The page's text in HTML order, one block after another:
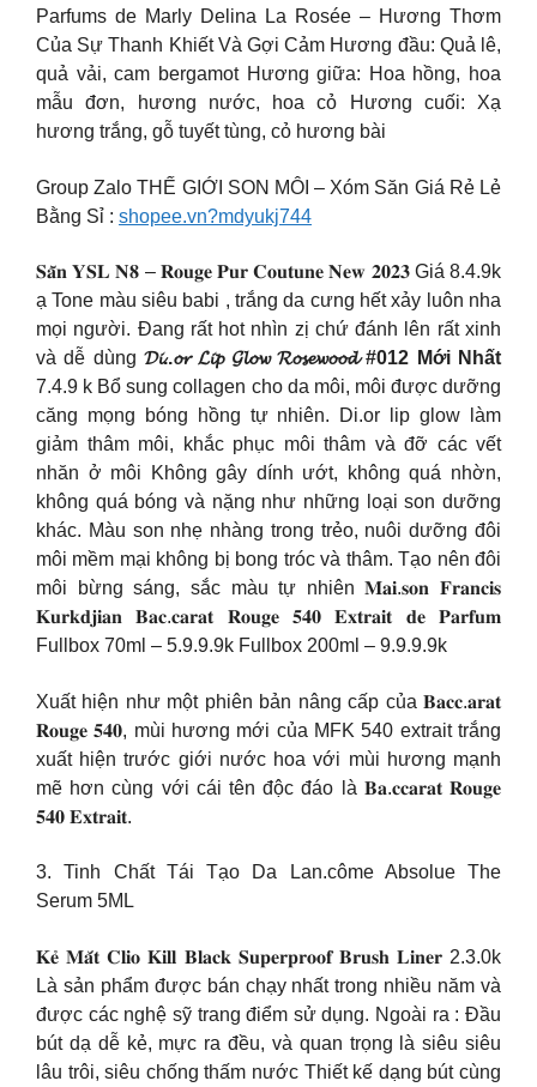
Parfums de Marly Delina La Rosée – Hương Thơm
Của Sự Thanh Khiết Và Gợi Cảm Hương đầu: Quả lê,
quả vải, cam bergamot Hương giữa: Hoa hồng, hoa
mẫu đơn, hương nước, hoa cỏ Hương cuối: Xạ
hương trắng, gỗ tuyết tùng, cỏ hương bài
Group Zalo THẾ GIỚI SON MÔI – Xóm Săn Giá Rẻ Lẻ
Bằng Sỉ : shopee.vn?mdyukj744
𝐒𝐚̆̃𝐧 𝐘𝐒𝐋 𝐍𝟖 – 𝐑𝐨𝐮𝐠𝐞 𝐏𝐮𝐫 𝐂𝐨𝐮𝐭𝐮𝐧𝐞 𝐍𝐞𝐰 𝟐𝟎𝟐𝟑 Giá 8.4.9k
ạ Tone màu siêu babi , trắng da cưng hết xảy luôn nha
mọi người. Đang rất hot nhìn zị chứ đánh lên rất xinh
và dễ dùng 𝓓𝓲..𝓸𝓻 𝓛𝓲𝓹 𝓖𝓵𝓸𝔀 𝓡𝓸𝓼𝓮𝔀𝓸𝓸𝓭 #012 Mới Nhất
7.4.9 k Bổ sung collagen cho da môi, môi được dưỡng
căng mọng bóng hồng tự nhiên. Di.or lip glow làm
giảm thâm môi, khắc phục môi thâm và đỡ các vết
nhăn ở môi Không gây dính ướt, không quá nhờn,
không quá bóng và nặng như những loại son dưỡng
khác. Màu son nhẹ nhàng trong trẻo, nuôi dưỡng đôi
môi mềm mại không bị bong tróc và thâm. Tạo nên đôi
môi bừng sáng, sắc màu tự nhiên 𝐌𝐚𝐢.𝐬𝐨𝐧 𝐅𝐫𝐚𝐧𝐜𝐢𝐬
𝐊𝐮𝐫𝐤𝐝𝐣𝐢𝐚𝐧 𝐁𝐚𝐜.𝐜𝐚𝐫𝐚𝐭 𝐑𝐨𝐮𝐠𝐞 𝟓𝟒𝟎 𝐄𝐱𝐭𝐫𝐚𝐢𝐭 𝐝𝐞 𝐏𝐚𝐫𝐟𝐮𝐦
Fullbox 70ml – 5.9.9.9k Fullbox 200ml – 9.9.9.9k
Xuất hiện như một phiên bản nâng cấp của 𝐁𝐚𝐜𝐜.𝐚𝐫𝐚𝐭
𝐑𝐨𝐮𝐠𝐞 𝟓𝟒𝟎, mùi hương mới của MFK 540 extrait trắng
xuất hiện trước giới nước hoa với mùi hương mạnh
mẽ hơn cùng với cái tên độc đáo là 𝐁𝐚.𝐜𝐜𝐚𝐫𝐚𝐭 𝐑𝐨𝐮𝐠𝐞
𝟓𝟒𝟎 𝐄𝐱𝐭𝐫𝐚𝐢𝐭.
3. Tinh Chất Tái Tạo Da Lan.côme Absolue The
Serum 5ML
𝐊𝐞̉ 𝐌𝐚̆́𝐭 𝐂𝐥𝐢𝐨 𝐊𝐢𝐥𝐥 𝐁𝐥𝐚𝐜𝐤 𝐒𝐮𝐩𝐞𝐫𝐩𝐫𝐨𝐨𝐟 𝐁𝐫𝐮𝐬𝐡 𝐋𝐢𝐧𝐞𝐫 2.3.0k
Là sản phẩm được bán chạy nhất trong nhiều năm và
được các nghệ sỹ trang điểm sử dụng. Ngoài ra : Đầu
bút dạ dễ kẻ, mực ra đều, và quan trọng là siêu siêu
lâu trôi, siêu chống thấm nước Thiết kế dạng bút cùng